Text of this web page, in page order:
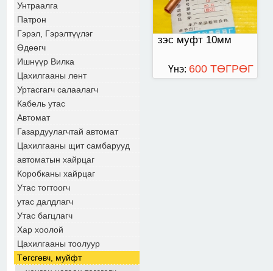
Унтраалга
Патрон
Гэрэл, Гэрэлтүүлэг
Өдөөгч
Ишнүүр Вилка
Цахилгааны лент
Уртасгагч салаалагч
Кабель утас
Автомат
Газардуулагчтай автомат
Цахилгааны щит самбарууд
автоматын хайрцаг
Коробканы хайрцаг
Утас тогтоогч
утас далдлагч
Утас багцлагч
Хар хоолой
Цахилгааны тоолуур
Төгсгөвч, муйфт
зэс муфт 10мм
Үнэ: 600 ТӨГРӨГ